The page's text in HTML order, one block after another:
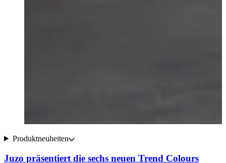
Produktneuheiten
Juzo präsentiert die sechs neuen Trend Colours